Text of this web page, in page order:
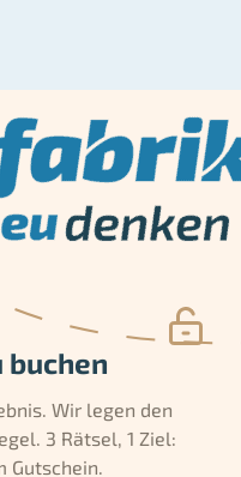
Wir legen den
3 Rätsel, 1 Ziel:
Gutschein.